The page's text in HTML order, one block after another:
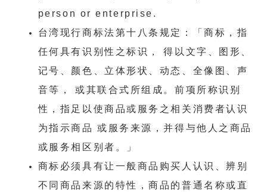
person or enterprise.
台湾现行商标法第十八条规定：「商标，指
任何具有识别性之标识， 得以文字、图形、
记号、颜色、立体形状、动态、全像图、声
音等， 或其联合式所组成。 前项所称识别
性，指足以使商品或服务之相关消费者认识
为指示商品 或服务来源，并得与他人之商品
或服务相区别者。」
商标必须具有让一般商品购买人认识、辨别
不同商品来源的特性，商品的普通名称或直